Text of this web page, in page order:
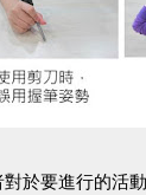
於要進行的活